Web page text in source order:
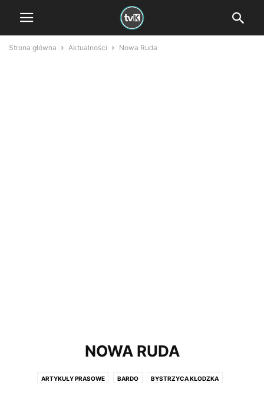
Strona główna Aktualności Nowa Ruda
NOWA RUDA
ARTYKUŁY PRASOWE BARDO BYSTRZYCA KŁODZKA